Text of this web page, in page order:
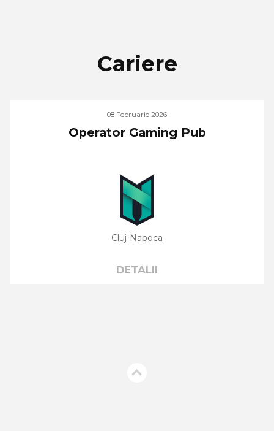
Cariere
08 Februarie 2026
Operator Gaming Pub
Cluj-Napoca
DETALII